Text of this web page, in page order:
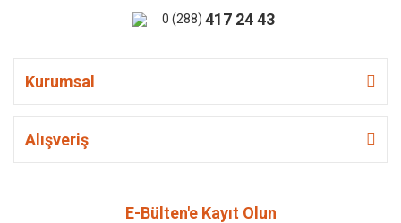
0 (288) 417 24 43
Kurumsal
Alışveriş
E-Bülten'e Kayıt Olun